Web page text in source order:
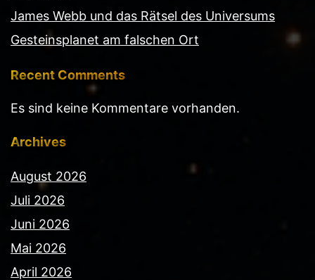
James Webb und das Rätsel des Universums
Gesteinsplanet am falschen Ort
Recent Comments
Es sind keine Kommentare vorhanden.
Archives
August 2026
Juli 2026
Juni 2026
Mai 2026
April 2026